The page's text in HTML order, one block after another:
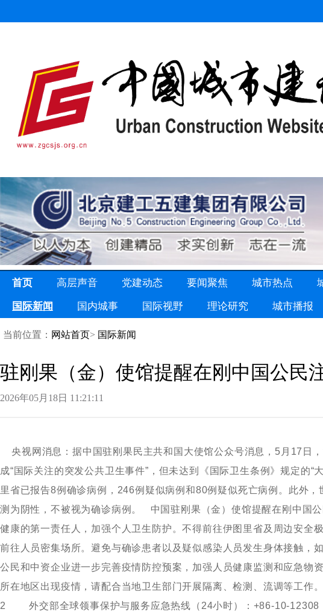
首页 高层声音 党建动态 要闻聚焦 城市热点
国际新闻 国内城事 国际视野 理论研究 城市播报
当前位置： 网站首页> 国际新闻
驻刚果（金）使馆提醒在刚中国公民
2026年05月18日11:21:11
央视网消息：据中国驻刚果民主共和国大使馆公众号消息，5月17日
成“国际关注的突发公共卫生事件”，但未达到《国际卫生条例》规定的
里省已报告8例确诊病例，246例疑似病例和80例疑似死亡病例。此外
测为阴性，不被视为确诊病例。中国驻刚果（金）使馆提醒在刚中国
健康的第一责任人，加强个人卫生防护。不得前往伊图里省及周边安全
前往人员密集场所。避免与确诊患者以及疑似感染人员发生身体接触
公民和中资企业进一步完善疫情防控预案，加强人员健康监测和应急物
所在地区出现疫情，请配合当地卫生部门开展隔离、检测、流调等
2外交部全球领事保护与服务应急热线（24小时）：+86-10-